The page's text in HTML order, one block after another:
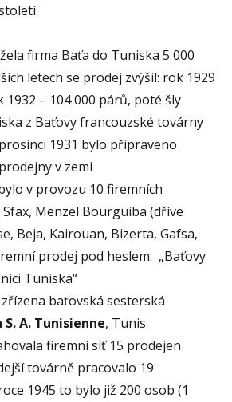
firma Baťa do Tuniska 5 000
letech se prodej zvýšil: rok 1929
1932 – 104 000 párů, poté šly
z Baťovy francouzské továrny
1931 bylo připraveno
v zemi
v provozu 10 firemních
Menzel Bourguiba (dříve
Beja, Kairouan, Bizerta, Gafsa,
prodej pod heslem: „Baťovy
Tuniska“
baťovská sesterská
S. A. Tunisienne, Tunis
firemní síť 15 prodejen
továrně pracovalo 19
1945 to bylo již 200 osob (1